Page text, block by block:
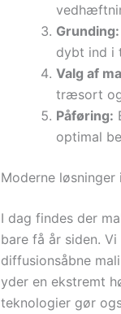
Grunding:
dybt ind i
Valg af
træsort og
Påføring:
optimal
Moderne
I dag findes der
bare få år siden.
diffusionsåbne
yder en ekstremt
teknologier gør